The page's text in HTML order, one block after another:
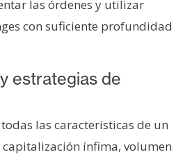
las órdenes y utilizar
con suficiente profundidad
estrategias de
las características de un
ínfima, volumen